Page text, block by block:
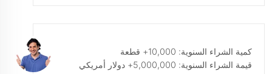
كمية الشراء السنوية: 10,000+ قطعة
قيمة الشراء السنوية: 5,000,000+ دولار أمريكي